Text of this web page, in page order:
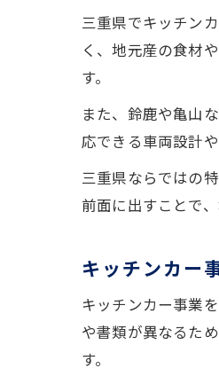
三重県でキッチン
く、地元産の食材
す。
また、鈴鹿や亀山
応できる車両設計
三重県ならではの
前面に出すことで
キッチンカー
キッチンカー事業
や書類が異なるた
す。